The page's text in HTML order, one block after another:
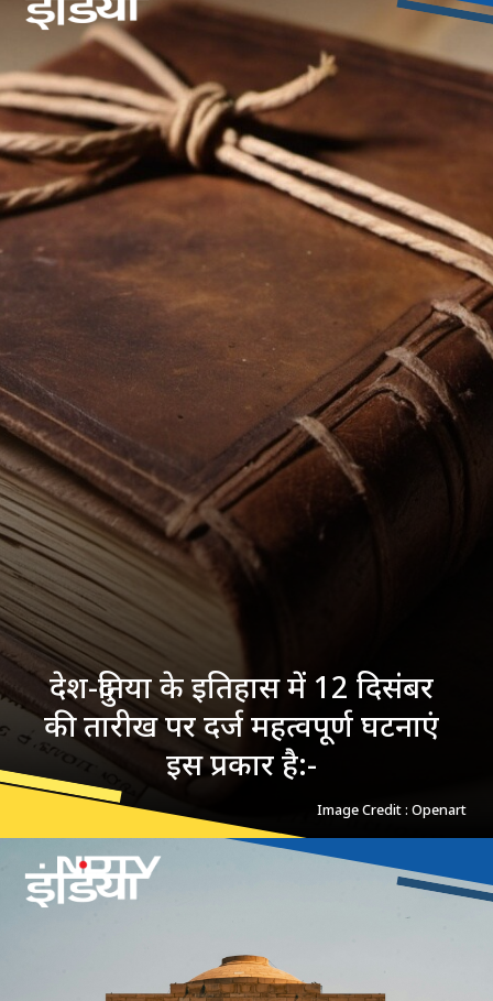
देश-दुनिया के इतिहास में 12 दिसंबर
की तारीख पर दर्ज महत्वपूर्ण घटनाएं
इस प्रकार है:-
Image Credit : Openart